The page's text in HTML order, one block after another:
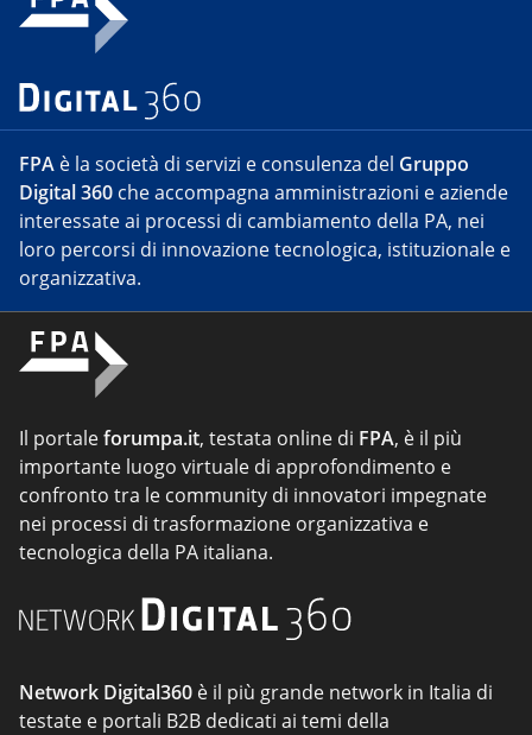
FPA è la società di servizi e consulenza del Gruppo
Digital 360 che accompagna amministrazioni e aziende
interessate ai processi di cambiamento della PA, nei
loro percorsi di innovazione tecnologica, istituzionale e
organizzativa.
Il portaleforumpa.it, testata online di FPA, è il più
importante luogo virtuale di approfondimento e
confronto tra le community di innovatori impegnate
nei processi di trasformazione organizzativa e
tecnologica della PA italiana.
Network Digital360 è il più grande network in Italia di
testate e portali B2B dedicati ai temi della